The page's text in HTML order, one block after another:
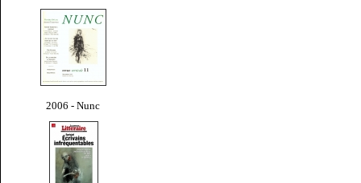
2006 - Nunc